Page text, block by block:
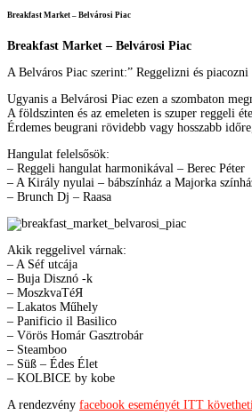
Breakfast Market – Belvárosi Piac
Breakfast Market – Belvárosi Piac
A Belváros Piac szerint:” Reggelizni és
Ugyanis a Belvárosi Piac ezen a szombaton
A földszinten és az emeleten is szuper reggeli
Érdemes beugrani rövidebb vagy hosszabb
Hangulat felelsősök:
– Reggeli hangulat harmonikával – Berec Péter
– A Király nyulai – bábszínház a Majorka
– Brunch Dj – Raasa
Akik reggelivel várnak:
– A Séf utcája
– Buja Disznó -k
– MoszkvaTéЯ
– Lakatos Műhely
– Panificio il Basilico
– Vörös Homár Gasztrobár
– Steamboo
– Süß – Édes Élet
– KOLBICE by kobe
A rendezvény facebook eseményét ITT követheti